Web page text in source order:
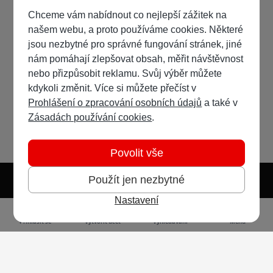
Světlý režim Předvolba systému
Přihlásit se Vytvořit účet Vyhledávání Menu
Chceme vám nabídnout co nejlepší zážitek na
našem webu, a proto používáme cookies. Některé
jsou nezbytné pro správné fungování stránek, jiné
nám pomáhají zlepšovat obsah, měřit návštěvnost
nebo přizpůsobit reklamu. Svůj výběr můžete
kdykoli změnit. Více si můžete přečíst v
Prohlášení o zpracování osobních údajů a také v
Zásadách používání cookies.
Použít jen nezbytné
Povolit vše
Nastavení